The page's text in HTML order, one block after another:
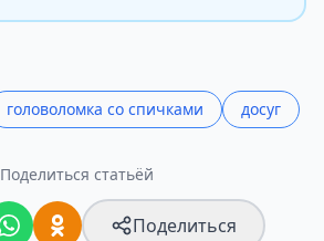
головоломка со спичками досуг
Поделиться статьёй
Поделиться